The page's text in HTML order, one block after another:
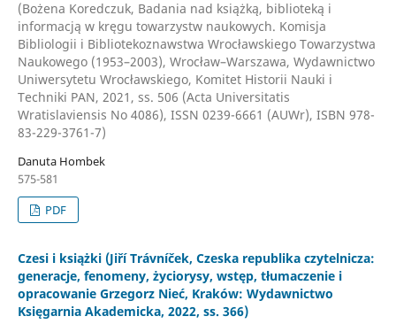
(Bożena Koredczuk, Badania nad książką, biblioteką i
informacją w kręgu towarzystw naukowych. Komisja
Bibliologii i Bibliotekoznawstwa Wrocławskiego Towarzystwa
Naukowego (1953–2003), Wrocław–Warszawa, Wydawnictwo
Uniwersytetu Wrocławskiego, Komitet Historii Nauki i
Techniki PAN, 2021, ss. 506 (Acta Universitatis
Wratislaviensis No 4086), ISSN 0239-6661 (AUWr), ISBN 978-
83-229-3761-7)
Danuta Hombek
575-581
PDF
Czesi i książki (Jiří Trávníček, Czeska republika czytelnicza:
generacje, fenomeny, życiorysy, wstęp, tłumaczenie i
opracowanie Grzegorz Nieć, Kraków: Wydawnictwo
Księgarnia Akademicka, 2022, ss. 366)